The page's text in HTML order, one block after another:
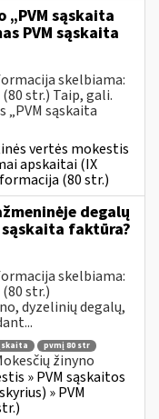
sąskaita
PVM sąskaita
skelbiama:
str.) Taip, gali.
„PVM sąskaita
vertės mokestis
apskaitai (IX
(80 str.)
degalų
faktūra?
skelbiama:
str.)
dyzelinių degalų,
pvmį 80 str
žinyno
» PVM sąskaitos
» PVM